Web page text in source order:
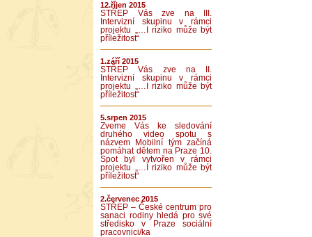
12.říjen 2015
STŘEP Vás zve na III.
Intervizní skupinu v rámci
projektu „…I riziko může být
příležitost“
1.září 2015
STŘEP Vás zve na II.
Intervizní skupinu v rámci
projektu „…I riziko může být
příležitost“
5.srpen 2015
Zveme Vás ke sledování
druhého video spotu s
názvem Mobilní tým začíná
pomáhat dětem na Praze 10.
Spot byl vytvořen v rámci
projektu „…I riziko může být
příležitost“
2.červenec 2015
STŘEP – České centrum pro
sanaci rodiny hledá pro své
středisko v Praze sociální
pracovnici/ka